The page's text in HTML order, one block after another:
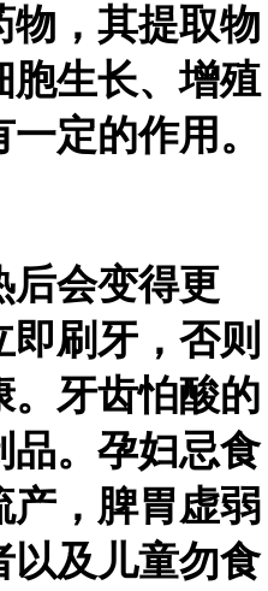
物，其提取物
胞生长、增殖
定的作用。
后会变得更
刷牙，否则
。牙齿怕酸的
品。孕妇忌食
产，脾胃虚弱
以及儿童勿食